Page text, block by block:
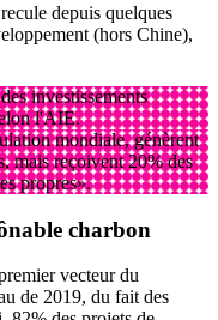
depuis quelques
(hors Chine),
investissements
l'AIE.
mondiale, génèrent
mais reçoivent 20% des
propres».
charbon
vecteur du
de 2019, du fait des